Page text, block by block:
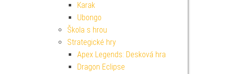
Karak
Ubongo
Škola s hrou
Strategické hry
Apex Legends: Desková hra
Dragon Eclipse